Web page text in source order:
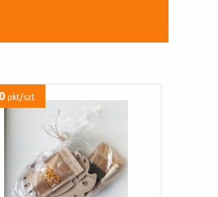
pkt/szt